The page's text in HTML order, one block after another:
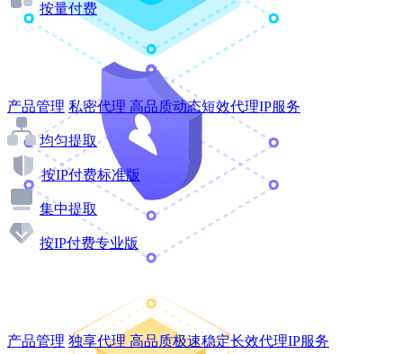
按量付费
产品管理 私密代理 高品质动态短效代理IP服务
均匀提取
按IP付费标准版
集中提取
按IP付费专业版
产品管理 独享代理 高品质极速稳定长效代理IP服务